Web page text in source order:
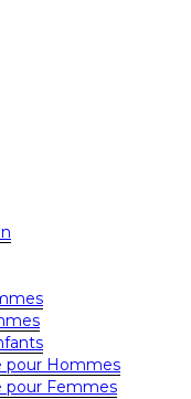
pour Hommes
pour Femmes